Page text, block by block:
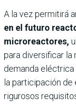
A la vez permitirá
en el futuro
microreactores,
para diversificar la
demanda
la participación
rigurosos